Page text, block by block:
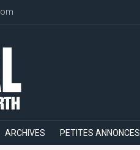
ARCHIVES PETITES ANNONCES